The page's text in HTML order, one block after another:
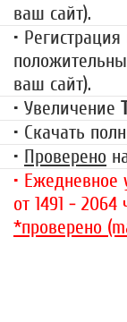
ваш сайт).
• Регистрация
ваш сайт).
• Увеличение
• Скачать
• Проверено
• Ежедневное
от 1491 -
*проверено